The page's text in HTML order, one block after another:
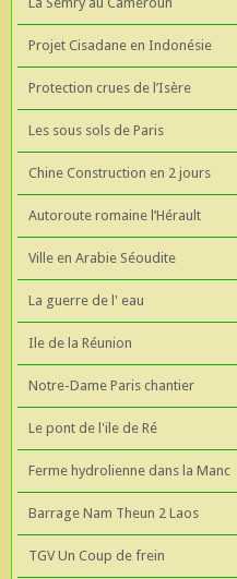
Projet Cisadane en Indonésie
Protection crues de l’Isère
Les sous sols de Paris
Chine Construction en 2 jours
Autoroute romaine l’Hérault
Ville en Arabie Séoudite
La guerre de l' eau
Ile de la Réunion
Notre-Dame Paris chantier
Le pont de l'ile de Ré
Ferme hydrolienne dans la Manc
Barrage Nam Theun 2 Laos
TGV Un Coup de frein